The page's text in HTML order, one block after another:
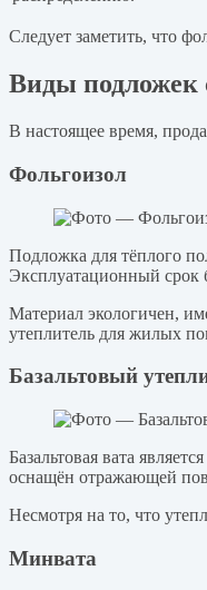
Следует заметить, что
Виды подложек
В настоящее время,
Фольгоизол
Подложка для тёплого
Эксплуатационный срок
Материал экологичен,
утеплитель для жилых
Базальтовый
Базальтовая вата
оснащён отражающей
Несмотря на то, что
Минвата